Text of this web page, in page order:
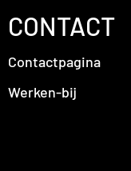
CONTACT
Contactpagina
Werken-bij